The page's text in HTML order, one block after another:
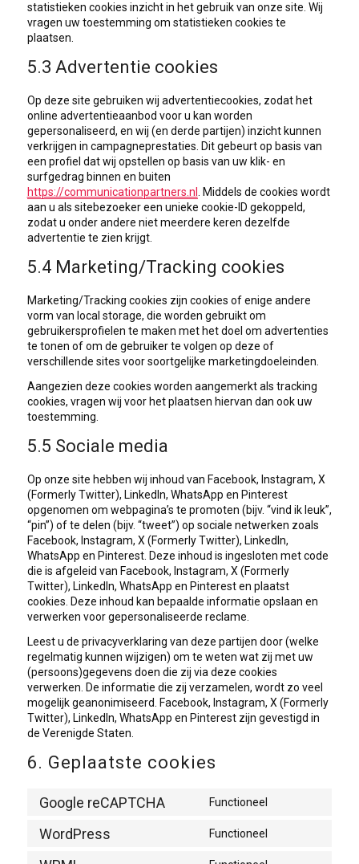
statistieken cookies inzicht in het gebruik van onze site. Wij
vragen uw toestemming om statistieken cookies te
plaatsen.
5.3 Advertentie cookies
Op deze site gebruiken wij advertentiecookies, zodat het
online advertentieaanbod voor u kan worden
gepersonaliseerd, en wij (en derde partijen) inzicht kunnen
verkrijgen in campagneprestaties. Dit gebeurt op basis van
een profiel dat wij opstellen op basis van uw klik- en
surfgedrag binnen en buiten
https://communicationpartners.nl . Middels de cookies wordt
aan u als sitebezoeker een unieke cookie-ID gekoppeld,
zodat u onder andere niet meerdere keren dezelfde
advertentie te zien krijgt.
5.4 Marketing/Tracking cookies
Marketing/Tracking cookies zijn cookies of enige andere
vorm van local storage, die worden gebruikt om
gebruikersprofielen te maken met het doel om advertenties
te tonen of om de gebruiker te volgen op deze of
verschillende sites voor soortgelijke marketingdoeleinden.
Aangezien deze cookies worden aangemerkt als tracking
cookies, vragen wij voor het plaatsen hiervan dan ook uw
toestemming.
5.5 Sociale media
Op onze site hebben wij inhoud van Facebook, Instagram, X
(Formerly Twitter), LinkedIn, WhatsApp en Pinterest
opgenomen om webpagina’s te promoten (bijv. “vind ik leuk”,
“pin”) of te delen (bijv. “tweet”) op sociale netwerken zoals
Facebook, Instagram, X (Formerly Twitter), LinkedIn,
WhatsApp en Pinterest. Deze inhoud is ingesloten met code
die is afgeleid van Facebook, Instagram, X (Formerly
Twitter), LinkedIn, WhatsApp en Pinterest en plaatst
cookies. Deze inhoud kan bepaalde informatie opslaan en
verwerken voor gepersonaliseerde reclame.
Leest u de privacyverklaring van deze partijen door (welke
regelmatig kunnen wijzigen) om te weten wat zij met uw
(persoons)gegevens doen die zij via deze cookies
verwerken. De informatie die zij verzamelen, wordt zo veel
mogelijk geanonimiseerd. Facebook, Instagram, X (Formerly
Twitter), LinkedIn, WhatsApp en Pinterest zijn gevestigd in
de Verenigde Staten.
6. Geplaatste cookies
Google reCAPTCHA Functioneel
WordPress Functioneel